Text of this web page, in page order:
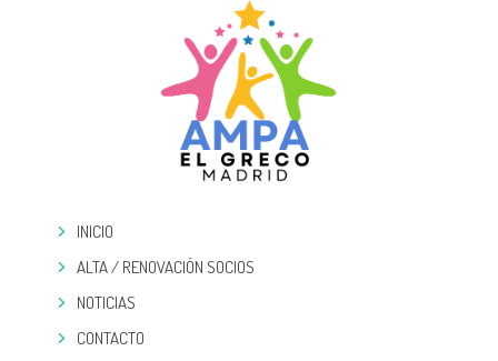
INICIO
ALTA / RENOVACIÓN SOCIOS
NOTICIAS
CONTACTO